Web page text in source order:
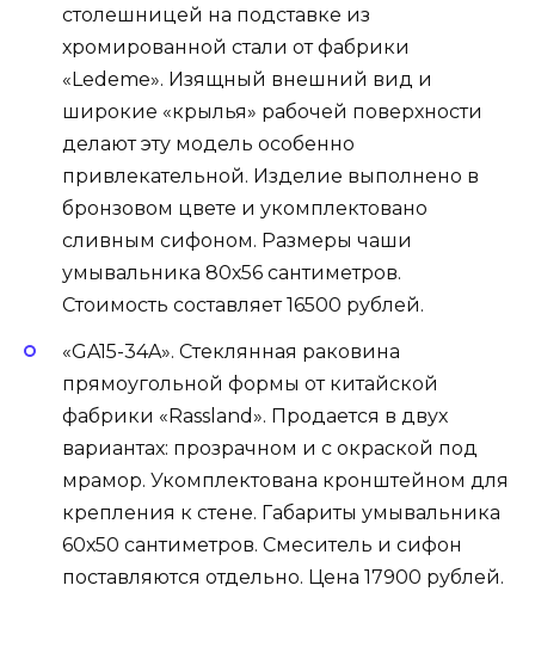
столешницей на подставке из
хромированной стали от фабрики
«Ledeme». Изящный внешний вид и
широкие «крылья» рабочей поверхности
делают эту модель особенно
привлекательной. Изделие выполнено в
бронзовом цвете и укомплектовано
сливным сифоном. Размеры чаши
умывальника 80х56 сантиметров.
Стоимость составляет 16500 рублей.
«GA15-34A». Стеклянная раковина
прямоугольной формы от китайской
фабрики «Rassland». Продается в двух
вариантах: прозрачном и с окраской под
мрамор. Укомплектована кронштейном для
крепления к стене. Габариты умывальника
60х50 сантиметров. Смеситель и сифон
поставляются отдельно. Цена 17900 рублей.